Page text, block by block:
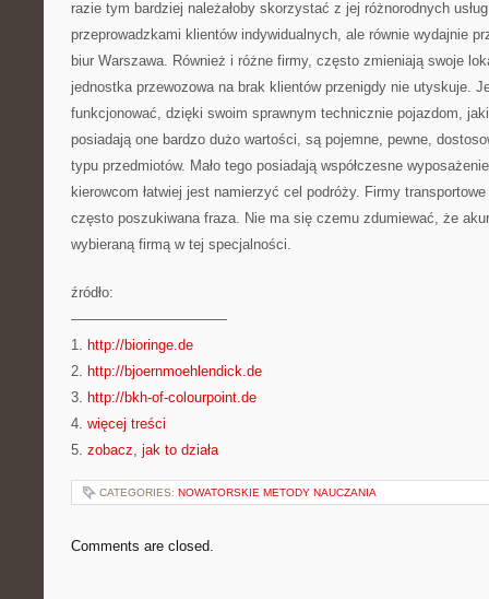
razie tym bardziej należałoby skorzystać z jej różnorodnych
przeprowadzkami klientów indywidualnych, ale równie wydajnie
biur Warszawa. Również i różne firmy, często zmieniają swoje
jednostka przewozowa na brak klientów przenigdy nie utyskuje.
funkcjonować, dzięki swoim sprawnym technicznie pojazdom,
posiadają one bardzo dużo wartości, są pojemne, pewne,
typu przedmiotów. Mało tego posiadają współczesne
kierowcom łatwiej jest namierzyć cel podróży. Firmy
często poszukiwana fraza. Nie ma się czemu zdumiewać, że
wybieraną firmą w tej specjalności.
źródło:
———————————
1. http://bioringe.de
2. http://bjoernmoehlendick.de
3. http://bkh-of-colourpoint.de
4. więcej treści
5. zobacz, jak to działa
CATEGORIES: NOWATORSKIE METODY NAUCZANIA
Comments are closed.